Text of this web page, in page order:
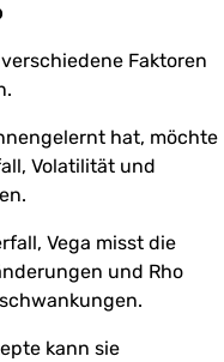
Faktoren
hat, möchte
Volatilität und
Vega misst die
und Rho
kann sie